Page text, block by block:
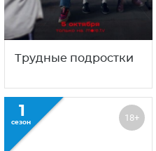
Трудные подростки
1
сезон 18+